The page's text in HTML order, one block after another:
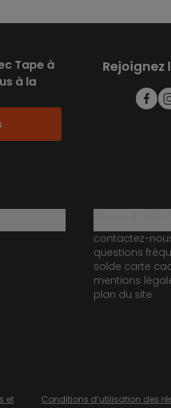
Tape à
à la
contactez-
questions
solde carte
mentions
plan du site
et
Conditions d’utilisation des